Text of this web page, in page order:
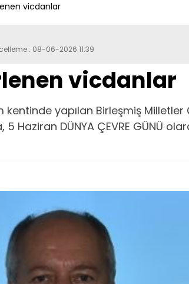
vicdanlar
: 08-06-2026 11:39
vicdanlar
kentinde yapılan Birleşmiş Milletler
5 Haziran DÜNYA ÇEVRE GÜNÜ